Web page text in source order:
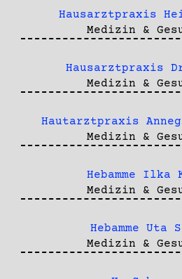
Hausarztpraxis
Medizin &
Hausarztpraxis
Medizin &
Hautarztpraxis
Medizin &
Hebamme Ilka
Medizin &
Hebamme Uta
Medizin &